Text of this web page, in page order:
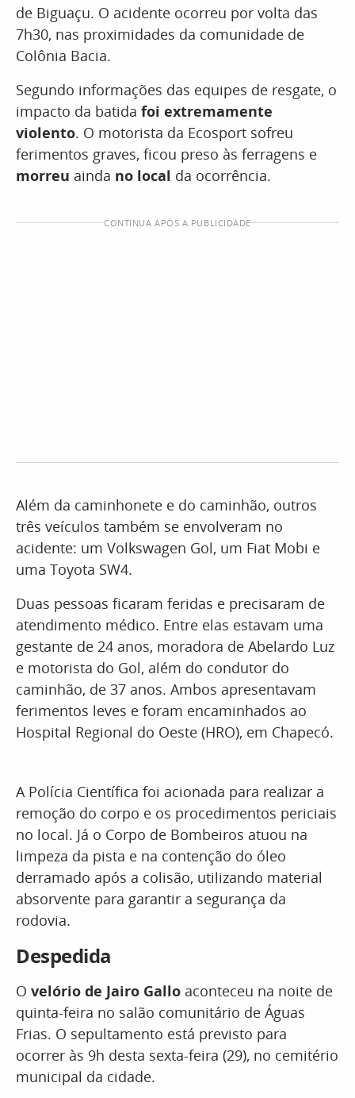
de Biguaçu. O acidente ocorreu por volta das
7h30, nas proximidades da comunidade de
Colônia Bacia.
Segundo informações das equipes de resgate, o
impacto da batida foi extremamente
violento. O motorista da Ecosport sofreu
ferimentos graves, ficou preso às ferragens e
morreu ainda no local da ocorrência.
CONTINUA APÓS A PUBLICIDADE
Além da caminhonete e do caminhão, outros
três veículos também se envolveram no
acidente: um Volkswagen Gol, um Fiat Mobi e
uma Toyota SW4.
Duas pessoas ficaram feridas e precisaram de
atendimento médico. Entre elas estavam uma
gestante de 24 anos, moradora de Abelardo Luz
e motorista do Gol, além do condutor do
caminhão, de 37 anos. Ambos apresentavam
ferimentos leves e foram encaminhados ao
Hospital Regional do Oeste (HRO), em Chapecó.
A Polícia Científica foi acionada para realizar a
remoção do corpo e os procedimentos periciais
no local. Já o Corpo de Bombeiros atuou na
limpeza da pista e na contenção do óleo
derramado após a colisão, utilizando material
absorvente para garantir a segurança da
rodovia.
Despedida
O velório de Jairo Gallo aconteceu na noite de
quinta-feira no salão comunitário de Águas
Frias. O sepultamento está previsto para
ocorrer às 9h desta sexta-feira (29), no cemitério
municipal da cidade.